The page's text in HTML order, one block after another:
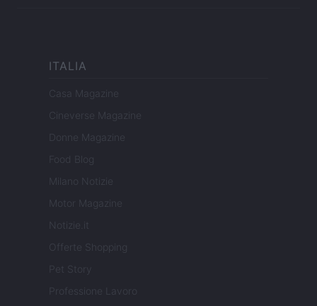
ITALIA
Casa Magazine
Cineverse Magazine
Donne Magazine
Food Blog
Milano Notizie
Motor Magazine
Notizie.it
Offerte Shopping
Pet Story
Professione Lavoro